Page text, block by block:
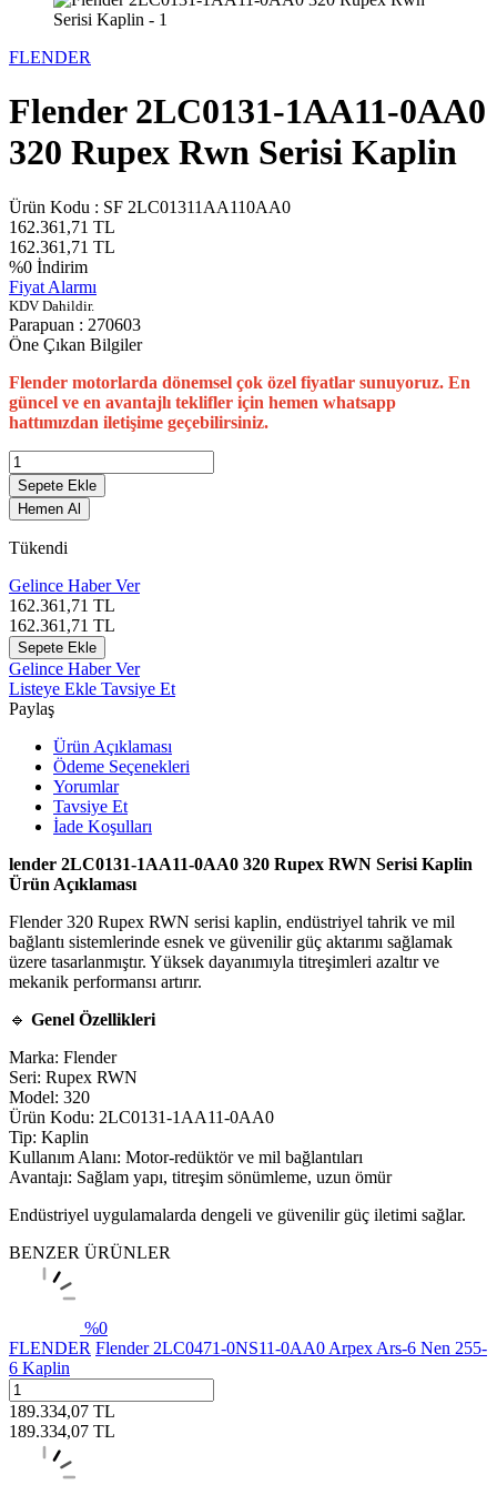
FLENDER
Flender 2LC0131-1AA11-0AA0
320 Rupex Rwn Serisi Kaplin
Ürün Kodu : SF 2LC01311AA110AA0
162.361,71 TL
162.361,71 TL
%0 İndirim
Fiyat Alarmı
KDV Dahildir.
Parapuan : 270603
Öne Çıkan Bilgiler
Flender motorlarda dönemsel çok özel fiyatlar sunuyoruz. En
güncel ve en avantajlı teklifler için hemen whatsapp
hattımızdan iletişime geçebilirsiniz.
Sepete Ekle
Hemen Al
Tükendi
Gelince Haber Ver
162.361,71 TL
162.361,71 TL
Sepete Ekle
Gelince Haber Ver
Listeye Ekle Tavsiye Et
Paylaş
Ürün Açıklaması
Ödeme Seçenekleri
Yorumlar
Tavsiye Et
İade Koşulları
lender 2LC0131-1AA11-0AA0 320 Rupex RWN Serisi Kaplin
Ürün Açıklaması
Flender 320 Rupex RWN serisi kaplin, endüstriyel tahrik ve mil
bağlantı sistemlerinde esnek ve güvenilir güç aktarımı sağlamak
üzere tasarlanmıştır. Yüksek dayanımıyla titreşimleri azaltır ve
mekanik performansı artırır.
🔹 Genel Özellikleri
Marka: Flender
Seri: Rupex RWN
Model: 320
Ürün Kodu: 2LC0131-1AA11-0AA0
Tip: Kaplin
Kullanım Alanı: Motor-redüktör ve mil bağlantıları
Avantajı: Sağlam yapı, titreşim sönümleme, uzun ömür
Endüstriyel uygulamalarda dengeli ve güvenilir güç iletimi sağlar.
BENZER ÜRÜNLER
%0
FLENDER Flender 2LC0471-0NS11-0AA0 Arpex Ars-6 Nen 255-
6 Kaplin
189.334,07 TL
189.334,07 TL